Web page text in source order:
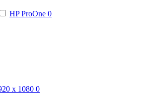
HP ProOne 0
x 1080 0